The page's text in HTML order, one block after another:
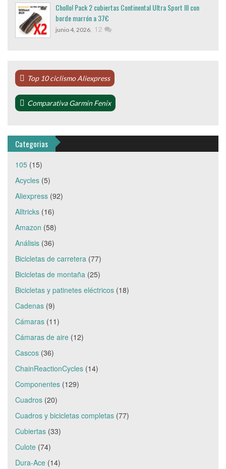
Chollo! Pack 2 cubiertas Continental Ultra Sport III con
borde marrón a 37€
junio 4, 2026, 12
Top 10 ciclismo Aliexpress
Comparativa Garmin Fenix
Categorias
105 (15)
Acycles (5)
Aliexpress (92)
Alltricks (16)
Amazon (58)
Análisis (36)
Bicicletas de carretera (77)
Bicicletas de montaña (25)
Bicicletas y patinetes eléctricos (18)
Cadenas (9)
Cámaras (11)
Cámaras de aire (12)
Cascos (36)
ChainReactionCycles (14)
Componentes (129)
Cuadros (20)
Cuadros y bicicletas completas (77)
Cubiertas (33)
Culote (74)
Dura-Ace (14)